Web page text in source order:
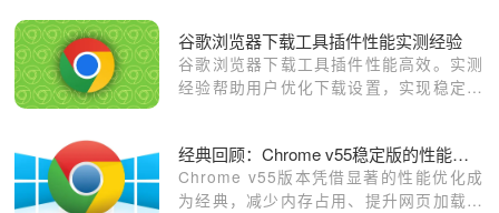
谷歌浏览器下载工具插件性能实测经验
谷歌浏览器下载工具插件性能高效。实测
经验帮助用户优化下载设置，实现稳定高
经典回顾：Chrome v55稳定版的性能飞跃
Chrome v55版本凭借显著的性能优化成
为经典，减少内存占用、提升网页加载速